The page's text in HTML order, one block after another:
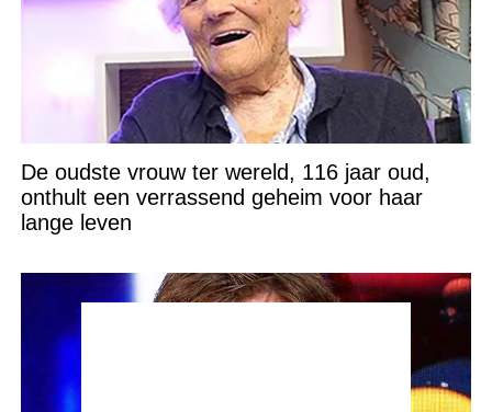
De oudste vrouw ter wereld, 116 jaar oud,
onthult een verrassend geheim voor haar
lange leven